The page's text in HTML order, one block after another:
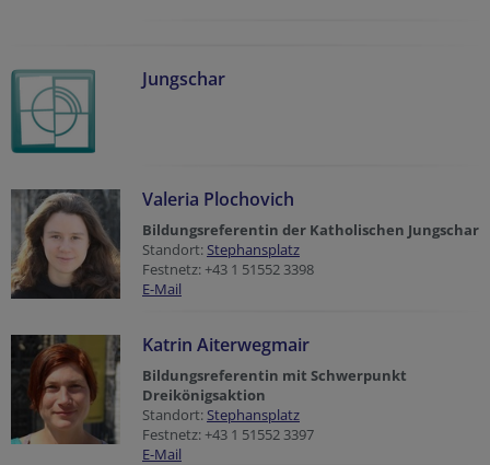
Jungschar
Valeria Plochovich
Bildungsreferentin der Katholischen Jungschar
Standort: Stephansplatz
Festnetz: +43 1 51552 3398
E-Mail
Katrin Aiterwegmair
Bildungsreferentin mit Schwerpunkt
Dreikönigsaktion
Standort: Stephansplatz
Festnetz: +43 1 51552 3397
E-Mail